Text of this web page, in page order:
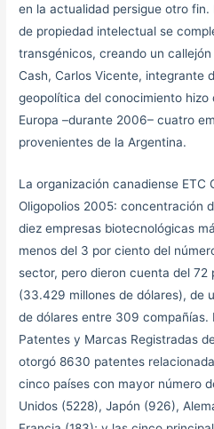
en la actualidad persigue otro
de propiedad intelectual se
transgénicos, creando un
Cash, Carlos Vicente, integrante
geopolítica del conocimiento
Europa –durante 2006– cuatro
provenientes de la Argentina.
La organización canadiense ETC
Oligopolios 2005: concentración
diez empresas biotecnológicas
menos del 3 por ciento del
sector, pero dieron cuenta del 72
(33.429 millones de dólares), de
de dólares entre 309 compañías.
Patentes y Marcas Registradas
otorgó 8630 patentes
cinco países con mayor número
Unidos (5228), Japón (926),